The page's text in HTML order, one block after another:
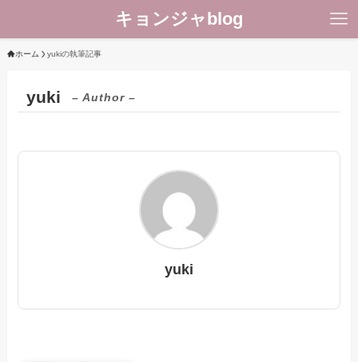
キョンジャblog
ホーム yukiの執筆記事
yuki – Author –
yuki